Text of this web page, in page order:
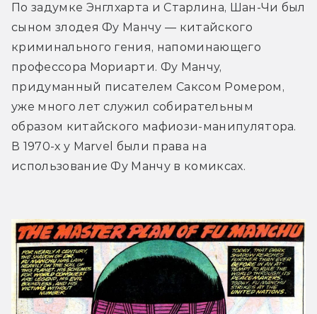
По задумке Энглхарта и Старлина, Шан-Чи был
сыном злодея Фу Манчу — китайского
криминального гения, напоминающего
профессора Мориарти. Фу Манчу,
придуманный писателем Саксом Ромером,
уже много лет служил собирательным
образом китайского мафиози-манипулятора.
В 1970-х у Marvel были права на
использование Фу Манчу в комиксах.